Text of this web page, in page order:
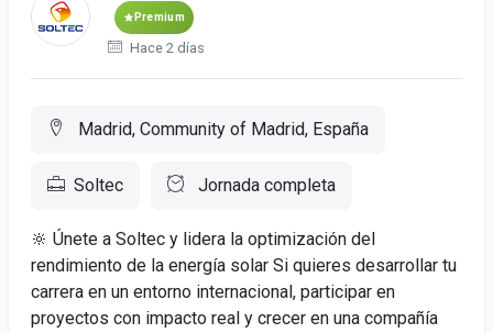
Premium
Hace 2 días
Madrid, Community of Madrid, España
Soltec Jornada completa
🔆 Únete a Soltec y lidera la optimización del
rendimiento de la energía solar Si quieres desarrollar tu
carrera en un entorno internacional, participar en
proyectos con impacto real y crecer en una compañía